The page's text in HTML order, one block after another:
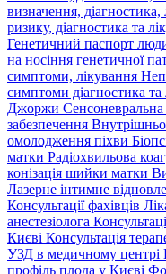
визначення, діагностика,
ризику, діагностика та
Генетичний паспорт
на носіння генетичної
симптоми, лікування
симптоми діагностика та
Джоржи Сенсоневральна
забезпечення
омолодження піхви
матки Радіохвильова
конізація шийки матки
Лазерне інтимне
Консультації фахівців
анестезіолога
Києві Консультація
УЗД в медичному центрі
профіль плода у Києві